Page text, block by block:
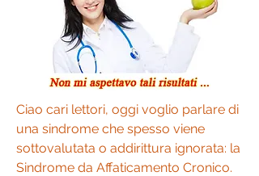
Ciao cari lettori, oggi voglio parlare di
una sindrome che spesso viene
sottovalutata o addirittura ignorata: la
Sindrome da Affaticamento Cronico.